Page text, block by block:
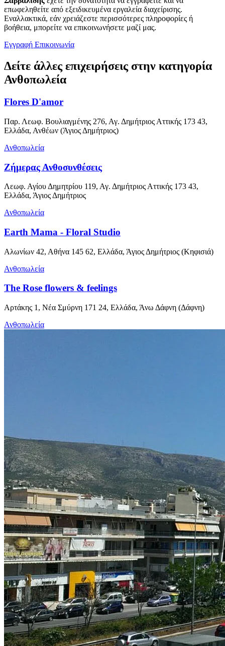
επωφεληθείτε από εξειδικευμένα εργαλεία διαχείρισης.
Εναλλακτικά, εάν χρειάζεστε περισσότερες πληροφορίες ή
βοήθεια, μπορείτε να επικοινωνήσετε μαζί μας.
Εγγραφή Επικοινωνία
Δείτε άλλες επιχειρήσεις στην κατηγορία
Ανθοπωλεία
Flores D'amor
Παρ. Λεωφ. Βουλιαγμένης 276, Αγ. Δημήτριος Αττικής 173 43,
Ελλάδα, Ανθέων (Άγιος Δημήτριος)
Ανθοπωλεία
Ζήμερας Ανθοσυνθέσεις
Λεωφ. Αγίου Δημητρίου 119, Αγ. Δημήτριος Αττικής 173 43,
Ελλάδα, Άγιος Δημήτριος
Ανθοπωλεία
Earth Mama - Floral Studio
Αλωνίων 42, Αθήνα 145 62, Ελλάδα, Άγιος Δημήτριος (Κηφισιά)
Ανθοπωλεία
The Rose flowers & feelings
Αρτάκης 1, Νέα Σμύρνη 171 24, Ελλάδα, Άνω Δάφνη (Δάφνη)
Ανθοπωλεία